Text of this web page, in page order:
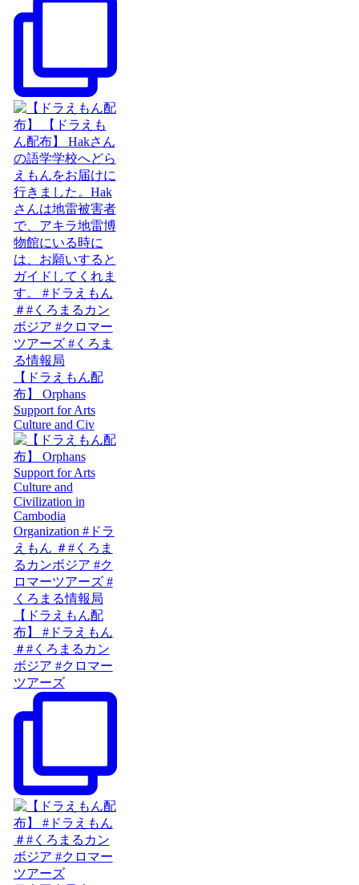
【ドラえもん配
布】 Orphans
Support for Arts
Culture and Civ
【ドラえもん配
布】 #ドラえもん
＃#くろまるカン
ボジア #クロマー
ツアーズ